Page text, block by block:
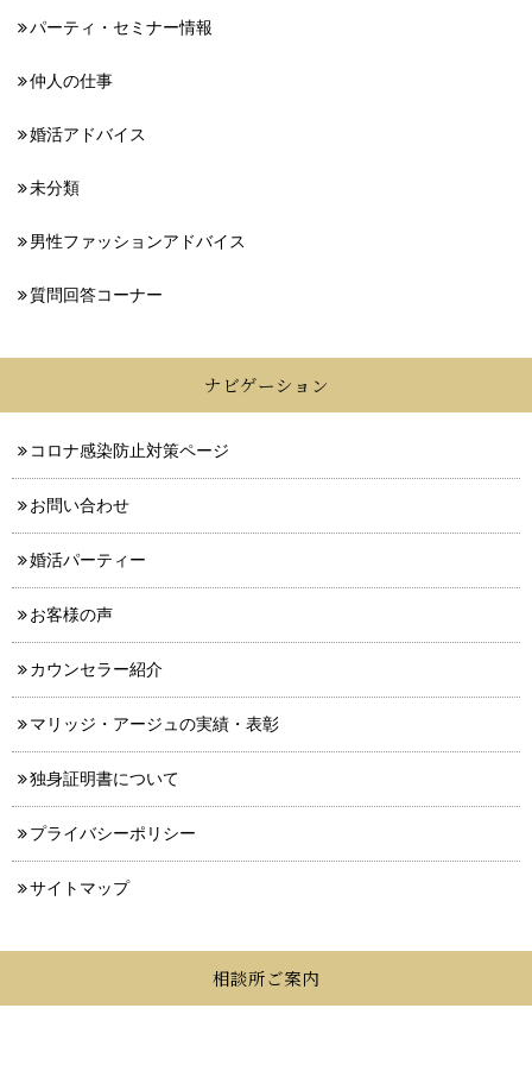
パーティ・セミナー情報
仲人の仕事
婚活アドバイス
未分類
男性ファッションアドバイス
質問回答コーナー
ナビゲーション
コロナ感染防止対策ページ
お問い合わせ
婚活パーティー
お客様の声
カウンセラー紹介
マリッジ・アージュの実績・表彰
独身証明書について
プライバシーポリシー
サイトマップ
相談所ご案内